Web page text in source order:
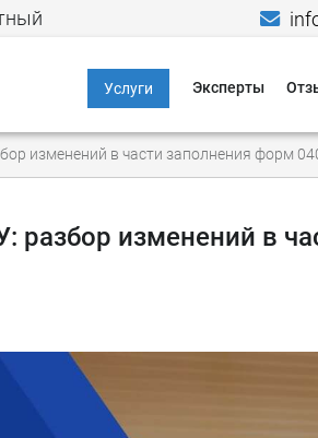
Услуги
Информационная
безопасность
экспертизы
Критическая
информационная
инфраструктура
Эксперты
изменений в части заполнения форм
разбор изменений в